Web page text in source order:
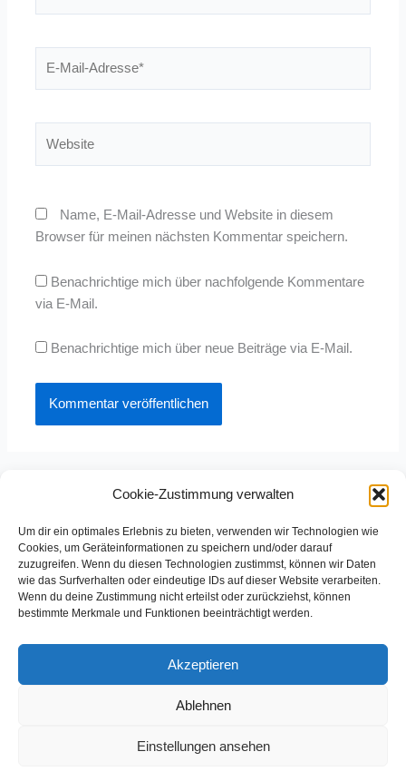
Cookie-Zustimmung verwalten
Um dir ein optimales Erlebnis zu bieten, verwenden wir Technologien wie
Cookies, um Geräteinformationen zu speichern und/oder darauf
zuzugreifen. Wenn du diesen Technologien zustimmst, können wir Daten
wie das Surfverhalten oder eindeutige IDs auf dieser Website verarbeiten.
Wenn du deine Zustimmung nicht erteilst oder zurückziehst, können
bestimmte Merkmale und Funktionen beeinträchtigt werden.
Akzeptieren
Ablehnen
Einstellungen ansehen
Name, E-Mail-Adresse und Website in diesem
Browser für meinen nächsten Kommentar speichern.
Benachrichtige mich über nachfolgende Kommentare
via E-Mail.
Benachrichtige mich über neue Beiträge via E-Mail.
Partner des Horchheimer Carneval-Vereins e.V.